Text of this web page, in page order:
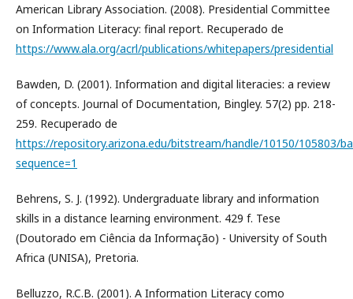
American Library Association. (2008). Presidential Committee
on Information Literacy: final report. Recuperado de
https://www.ala.org/acrl/publications/whitepapers/presidential
Bawden, D. (2001). Information and digital literacies: a review
of concepts. Journal of Documentation, Bingley. 57(2) pp. 218-
259. Recuperado de
https://repository.arizona.edu/bitstream/handle/10150/105803/
sequence=1
Behrens, S. J. (1992). Undergraduate library and information
skills in a distance learning environment. 429 f. Tese
(Doutorado em Ciência da Informação) - University of South
Africa (UNISA), Pretoria.
Belluzzo, R.C.B. (2001). A Information Literacy como